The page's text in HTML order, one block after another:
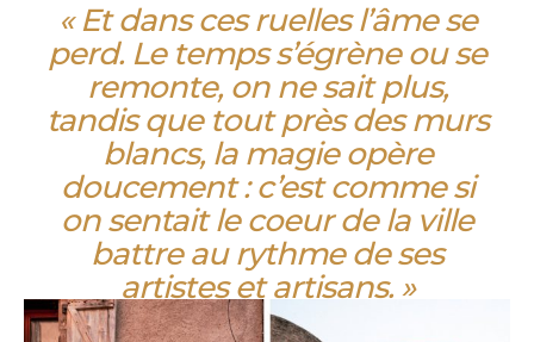
« Et dans ces ruelles l’âme se
perd. Le temps s’égrène ou se
remonte, on ne sait plus,
tandis que tout près des murs
blancs, la magie opère
doucement : c’est comme si
on sentait le coeur de la ville
battre au rythme de ses
artistes et artisans. »